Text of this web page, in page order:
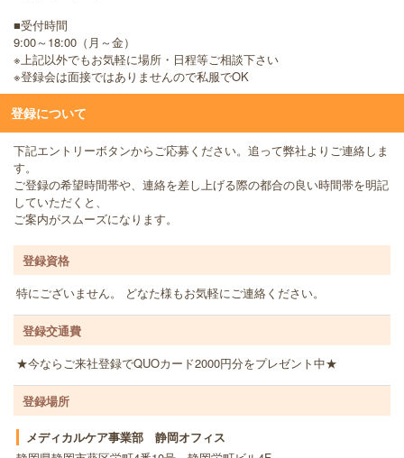
■受付時間
9:00～18:00（月～金）
※上記以外でもお気軽に場所・日程等ご相談下さい
※登録会は面接ではありませんので私服でOK
登録について
下記エントリーボタンからご応募ください。追って弊社よりご連絡しま
す。
ご登録の希望時間帯や、連絡を差し上げる際の都合の良い時間帯を明記
していただくと、
ご案内がスムーズになります。
登録資格
特にございません。 どなた様もお気軽にご連絡ください。
登録交通費
★今ならご来社登録でQUOカード2000円分をプレゼント中★
登録場所
メディカルケア事業部 静岡オフィス